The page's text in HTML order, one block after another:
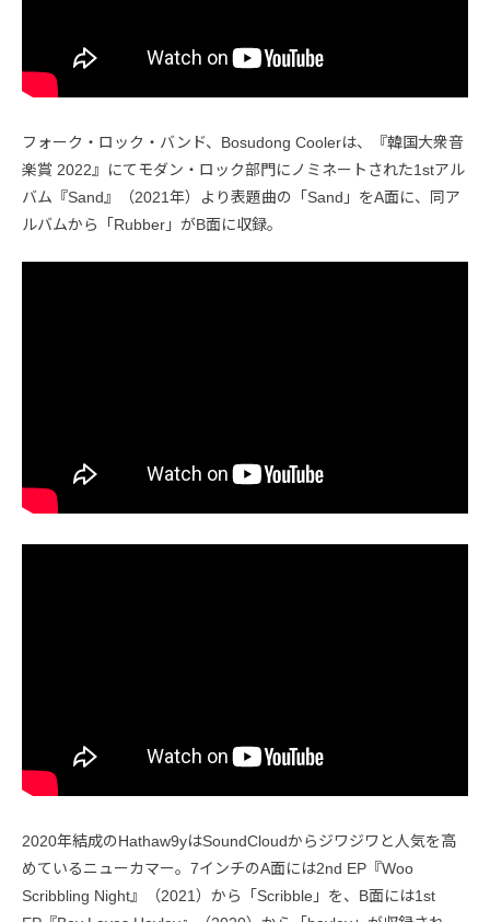
フォーク・ロック・バンド、Bosudong Coolerは、『韓国大衆音
楽賞 2022』にてモダン・ロック部門にノミネートされた1stアル
バム『Sand』（2021年）より表題曲の「Sand」をA面に、同ア
ルバムから「Rubber」がB面に収録。
2020年結成のHathaw9yはSoundCloudからジワジワと人気を高
めているニューカマー。7インチのA面には2nd EP『Woo
Scribbling Night』（2021）から「Scribble」を、B面には1st